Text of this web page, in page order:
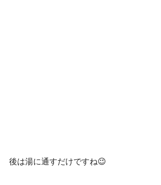
後は湯に通すだけですね😉